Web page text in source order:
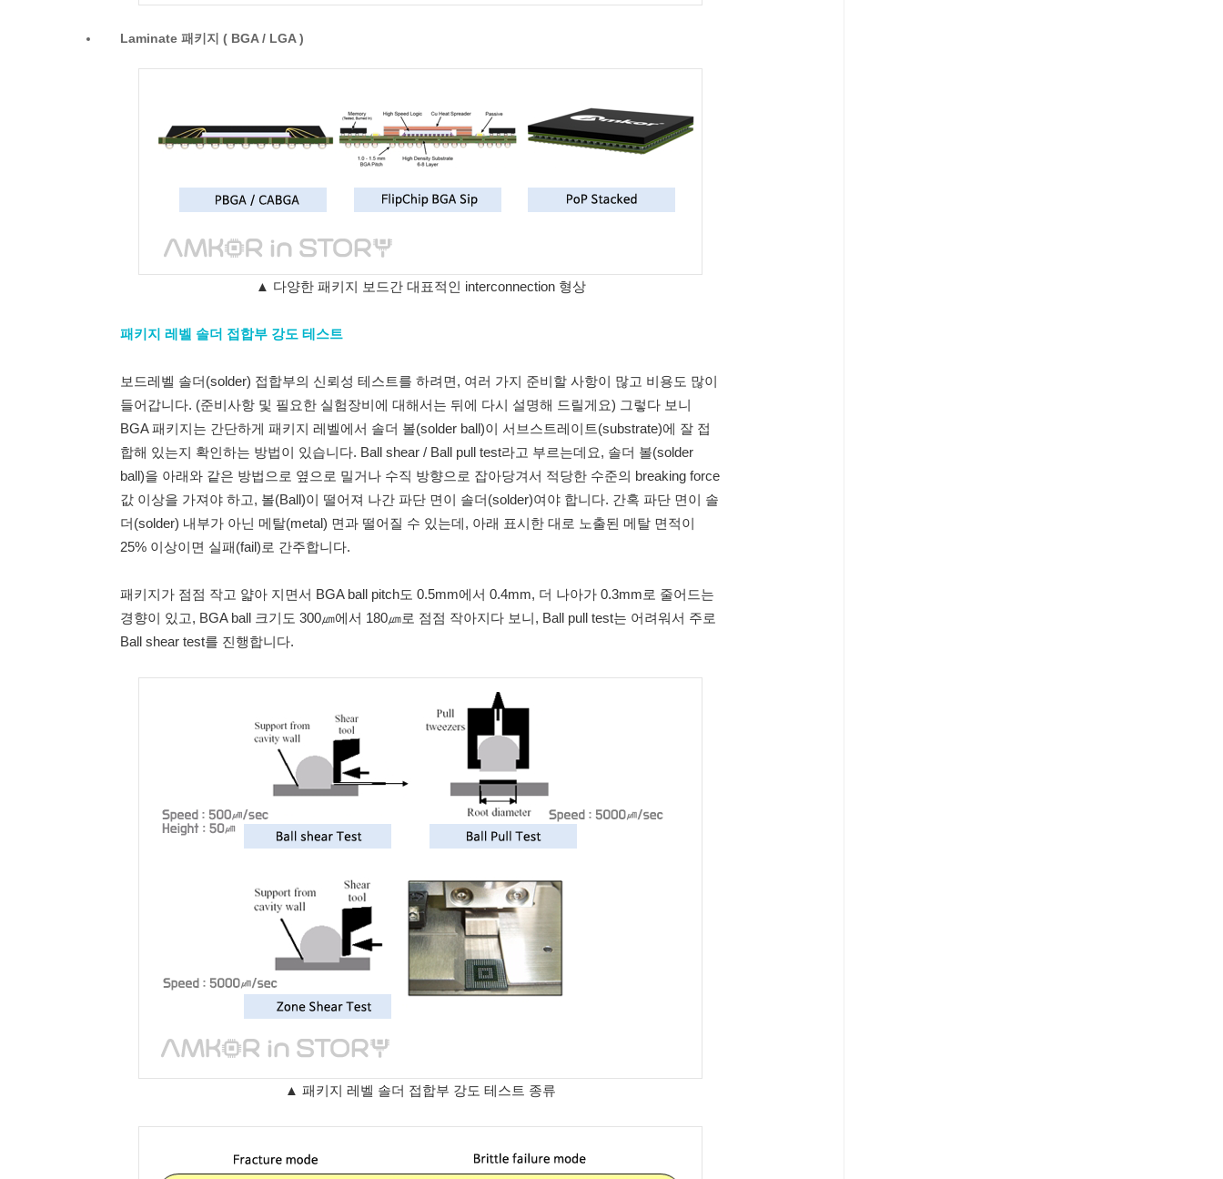
Laminate 패키지 ( BGA / LGA )
▲ 다양한 패키지 보드간 대표적인 interconnection 형상
패키지 레벨 솔더 접합부 강도 테스트
보드레벨 솔더(solder) 접합부의 신뢰성 테스트를 하려면, 여러 가지 준비할 사항이 많고 비용도 많이
들어갑니다. (준비사항 및 필요한 실험장비에 대해서는 뒤에 다시 설명해 드릴게요) 그렇다 보니
BGA 패키지는 간단하게 패키지 레벨에서 솔더 볼(solder ball)이 서브스트레이트(substrate)에 잘 접
합해 있는지 확인하는 방법이 있습니다. Ball shear / Ball pull test라고 부르는데요, 솔더 볼(solder
ball)을 아래와 같은 방법으로 옆으로 밀거나 수직 방향으로 잡아당겨서 적당한 수준의 breaking force
값 이상을 가져야 하고, 볼(Ball)이 떨어져 나간 파단 면이 솔더(solder)여야 합니다. 간혹 파단 면이 솔
더(solder) 내부가 아닌 메탈(metal) 면과 떨어질 수 있는데, 아래 표시한 대로 노출된 메탈 면적이
25% 이상이면 실패(fail)로 간주합니다.
패키지가 점점 작고 얇아 지면서 BGA ball pitch도 0.5mm에서 0.4mm, 더 나아가 0.3mm로 줄어드는
경향이 있고, BGA ball 크기도 300㎛에서 180㎛로 점점 작아지다 보니, Ball pull test는 어려워서 주로
Ball shear test를 진행합니다.
▲ 패키지 레벨 솔더 접합부 강도 테스트 종류